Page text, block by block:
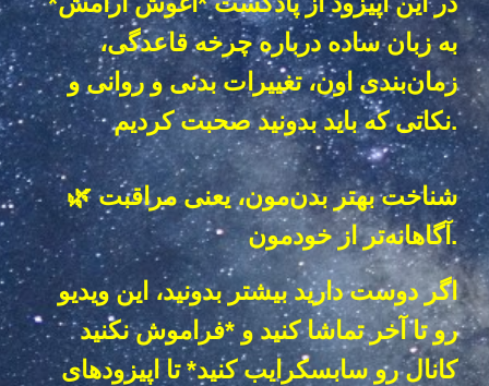
به زبان ساده درباره چرخه قاعدگی،
زمان‌بندی اون، تغییرات بدنی و روانی و
نکاتی که باید بدونید صحبت کردیم.
🌿 شناخت بهتر بدن‌مون، یعنی مراقبت
آگاهانه‌تر از خودمون.
اگر دوست دارید بیشتر بدونید، این ویدیو
رو تا آخر تماشا کنید و *فراموش نکنید
کانال رو سابسکرایب کنید* تا اپیزودهای